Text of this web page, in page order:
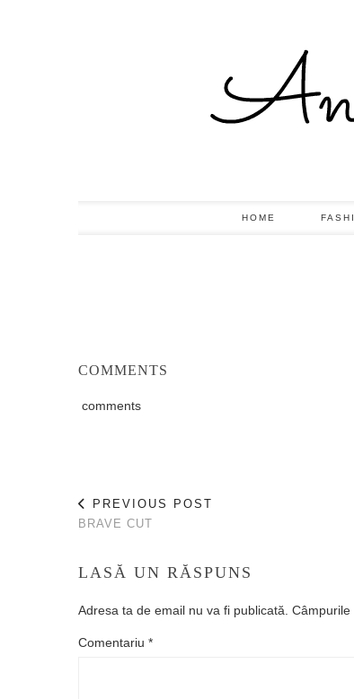
HOME
COMMENTS
comments
PREVIOUS POST
BRAVE CUT
LASĂ UN RĂSPUNS
Adresa ta de email nu va fi publicată. Câmpurile
Comentariu *